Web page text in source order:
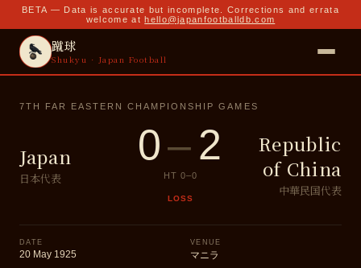
BETA — Data is accurate but incomplete. Corrections and errata
welcome at hello@japanfootballdb.com
蹴球
Shukyu · Japan Football
7TH FAR EASTERN CHAMPIONSHIP GAMES
Japan
日本代表
0–2
HT 0–0
LOSS
Republic
of China
中華民国代表
DATE
20 May 1925
VENUE
マニラ